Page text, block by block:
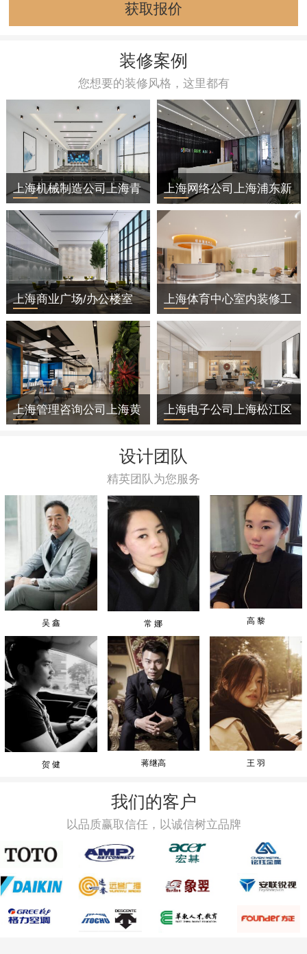
获取报价
装修案例
您想要的装修风格，这里都有
上海机械制造公司上海青
浦区办公室装修
上海商业广场/办公楼室
内装修工程
上海管理咨询公司上海黄
上海网络公司上海浦东新
区办公室装修
上海体育中心室内装修工
程
上海电子公司上海松江区
设计团队
精英团队为您服务
吴 鑫
贺 健
常 娜
蒋继高
高 黎
王 羽
我们的客户
以品质赢取信任，以诚信树立品牌